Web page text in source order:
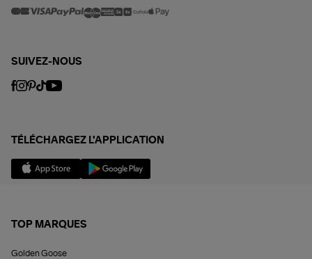
SUIVEZ-NOUS
TÉLÉCHARGEZ L'APPLICATION
TOP MARQUES
Golden Goose